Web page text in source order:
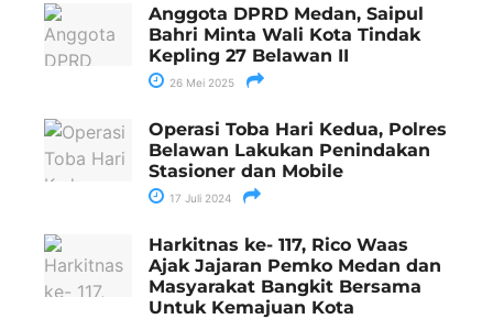
Anggota DPRD Medan, Saipul
Bahri Minta Wali Kota Tindak
Kepling 27 Belawan II
26 Mei 2025
Operasi Toba Hari Kedua, Polres
Belawan Lakukan Penindakan
Stasioner dan Mobile
17 Juli 2024
Harkitnas ke- 117, Rico Waas
Ajak Jajaran Pemko Medan dan
Masyarakat Bangkit Bersama
Untuk Kemajuan Kota